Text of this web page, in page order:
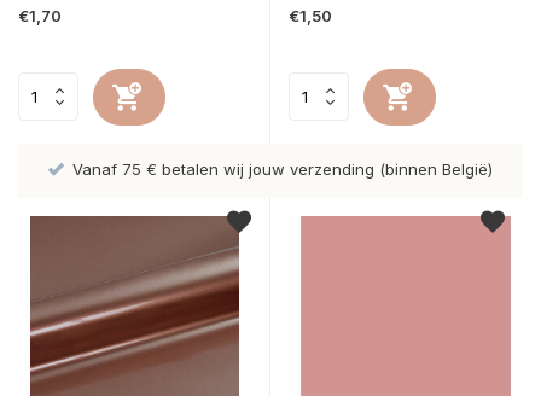
€1,70 €1,50
Vanaf 75 € betalen wij jouw verzending (binnen België)